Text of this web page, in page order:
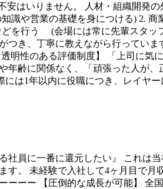
はいりません。 人材・組織開発の
識や営業の基礎を身につける) 2.
を行う (会場には常に先輩スタ
き、丁寧に教えながら行ってい
明性のある評価制度】 「上司に
年齢に関係なく、「頑張った人が
には1年以内に役職につき、レイ
社員に一番に還元したい』 これ
。 未経験で入社して4ヶ月目で
ーーー 【圧倒的な成長が可能】